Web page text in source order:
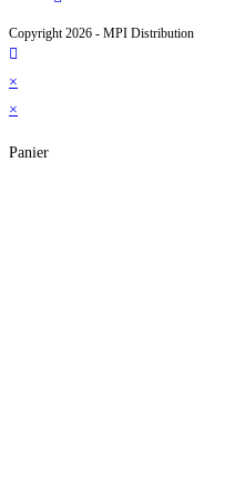
Copyright 2026 - MPI Distribution
×
×
Panier